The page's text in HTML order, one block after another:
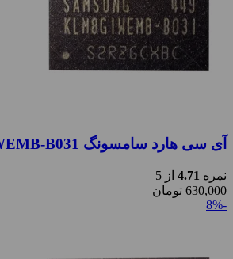
آی سی هارد سامسونگ KLM8G1WEMB-B031
نمره 4.71 از 5
630,000 تومان
-8%